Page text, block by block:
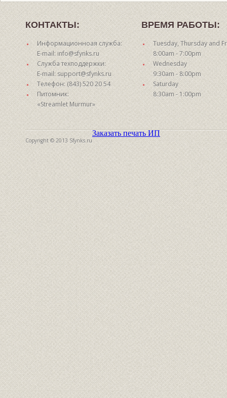
КОНТАКТЫ:
Информационноая служба:
E-mail: info@sfynks.ru
Служба техподдержки:
E-mail: support@sfynks.ru
Телефон: (843) 520 20 54
Питомник:
«Streamlet Murmur»
ВРЕМЯ РАБОТЫ:
Tuesday, Thursday and
8:00am - 7:00pm
Wednesday
9:30am - 8:00pm
Saturday
8:30am - 1:00pm
Copyright © 2013 Sfynks.ru
Заказать печать ИП